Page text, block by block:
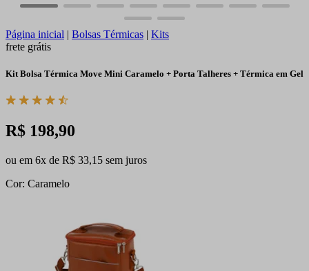
Página inicial | Bolsas Térmicas | Kits
frete grátis
Kit Bolsa Térmica Move Mini Caramelo + Porta Talheres + Térmica em Gel
R$ 198,90
ou em 6x de R$ 33,15 sem juros
Cor: Caramelo